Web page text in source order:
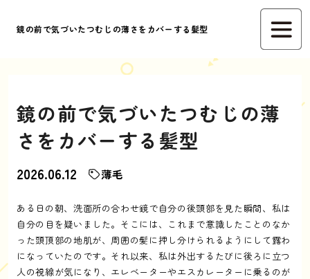
鏡の前で気づいたつむじの薄さをカバーする髪型
鏡の前で気づいたつむじの薄
さをカバーする髪型
2026.06.12 薄毛
ある日の朝、洗面所の合わせ鏡で自分の後頭部を見た瞬間、私は
自分の目を疑いました。そこには、これまで意識したことのなか
った頭頂部の地肌が、周囲の髪に押し分けられるようにして露わ
になっていたのです。それ以来、私は外出するたびに後ろに立つ
人の視線が気になり、エレベーターやエスカレーターに乗るのが